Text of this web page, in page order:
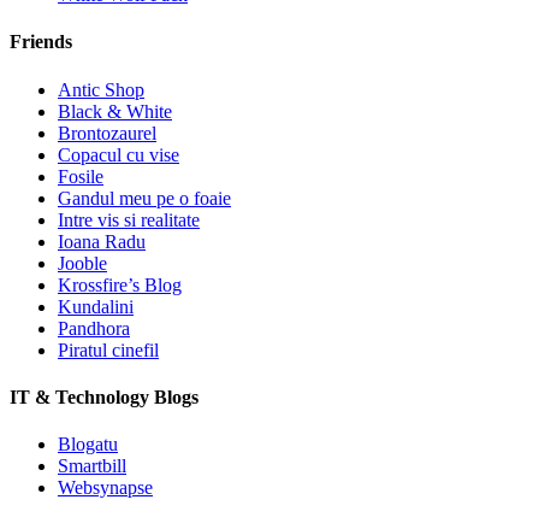
Friends
Antic Shop
Black & White
Brontozaurel
Copacul cu vise
Fosile
Gandul meu pe o foaie
Intre vis si realitate
Ioana Radu
Jooble
Krossfire’s Blog
Kundalini
Pandhora
Piratul cinefil
IT & Technology Blogs
Blogatu
Smartbill
Websynapse